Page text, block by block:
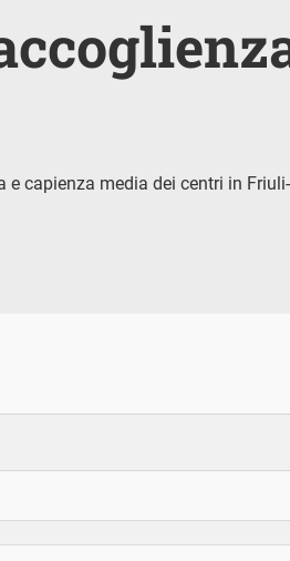
capienza media dei centri in